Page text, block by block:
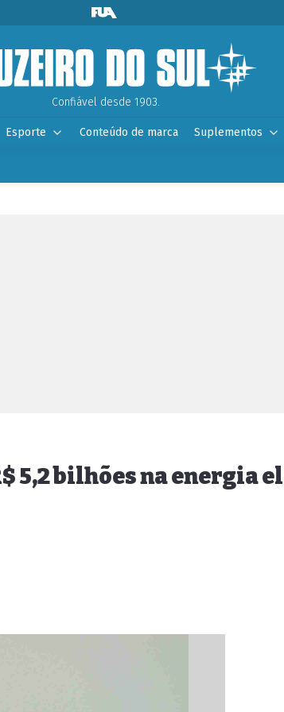
Confiável desde 1903.
Esporte Conteúdo de marca Suplementos
5,2 bilhões na energia